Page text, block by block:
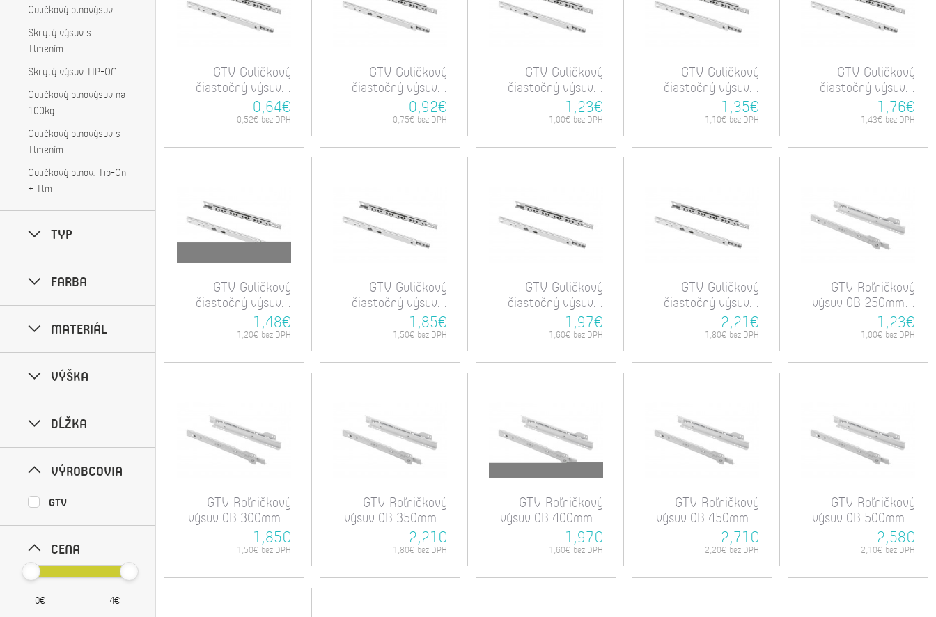
Guličkový plnovýsuv
Skrytý výsuv s
Tlmením
Skrytý výsuv TIP-ON
Guličkový plnovýsuv na
100kg
Guličkový plnovýsuv s
Tlmením
Guličkový plnov. Tip-On
+ Tlm.
TYP
FARBA
MATERIÁL
VÝŠKA
DĹŽKA
VÝROBCOVIA
GTV
CENA
-
GTV Guličkový
čiastočný výsuv...
0,64€
0,52€ bez DPH
GTV Guličkový
čiastočný výsuv...
0,92€
0,75€ bez DPH
GTV Guličkový
čiastočný výsuv...
1,23€
1,00€ bez DPH
GTV Guličkový
čiastočný výsuv...
1,35€
1,10€ bez DPH
GTV Guličkový
čiastočný výsuv...
1,76€
1,43€ bez DPH
GTV Guličkový
čiastočný výsuv...
1,48€
1,20€ bez DPH
GTV Guličkový
čiastočný výsuv...
1,85€
1,50€ bez DPH
GTV Guličkový
čiastočný výsuv...
1,97€
1,60€ bez DPH
GTV Guličkový
čiastočný výsuv...
2,21€
1,80€ bez DPH
GTV Roľničkový
výsuv 0B 250mm...
1,23€
1,00€ bez DPH
GTV Roľničkový
výsuv 0B 300mm...
1,85€
1,50€ bez DPH
GTV Roľničkový
výsuv 0B 350mm...
2,21€
1,80€ bez DPH
GTV Roľničkový
výsuv 0B 400mm...
1,97€
1,60€ bez DPH
GTV Roľničkový
výsuv 0B 450mm...
2,71€
2,20€ bez DPH
GTV Roľničkový
výsuv 0B 500mm...
2,58€
2,10€ bez DPH